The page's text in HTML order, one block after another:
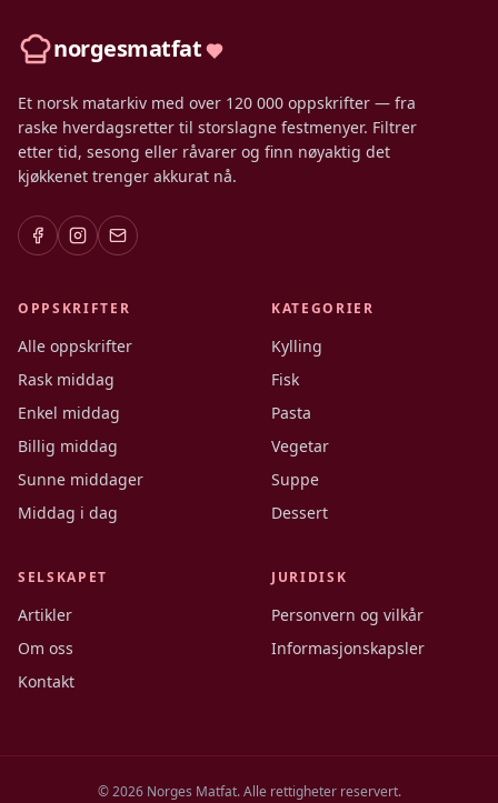
norgesmatfat
Et norsk matarkiv med over 120 000 oppskrifter — fra
raske hverdagsretter til storslagne festmenyer. Filtrer
etter tid, sesong eller råvarer og finn nøyaktig det
kjøkkenet trenger akkurat nå.
OPPSKRIFTER
Alle oppskrifter
Rask middag
Enkel middag
Billig middag
Sunne middager
Middag i dag
KATEGORIER
Kylling
Fisk
Pasta
Vegetar
Suppe
Dessert
SELSKAPET
Artikler
Om oss
Kontakt
JURIDISK
Personvern og vilkår
Informasjonskapsler
©2026Norges Matfat. Alle rettigheter reservert.